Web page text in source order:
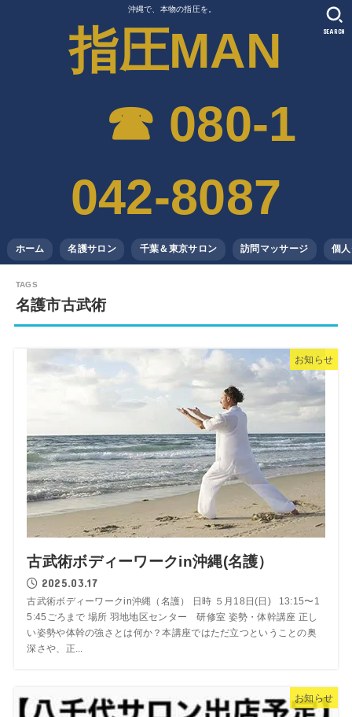
沖縄で、本物の指圧を。
指圧MAN
☎︎ 080-1
042-8087
ホーム 名護サロン 千葉＆東京サロン 訪問マッサージ 個
SEARCH
名護市古武術
お知らせ
古武術ボディーワークin沖縄(名護）
2025.03.17
古武術ボディーワークin沖縄（名護） 日時 ５月18日(日) 13:15〜1
5:45ごろまで 場所 羽地地区センター 研修室 姿勢・体幹講座 正し
い姿勢や体幹の強さとは何か？本講座ではただ立つということの奥
深さや、正...
お知らせ